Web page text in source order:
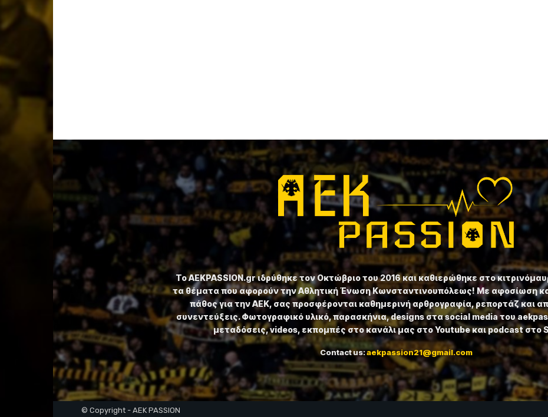
Το ⁦AEKPASSION.gr⁩ ιδρύθηκε τον Οκτώβριο του 2016 και καθιερώθηκε στο
τα θέματα που αφορούν την Αθλητική Ένωση Κωνσταντινουπόλεως! Με αφοσίωση
πάθος για την ΑΕΚ, σας προσφέρονται καθημερινή αρθρογραφία, ρεπορτάζ και
συνεντεύξεις. Φωτογραφικό υλικό, παρασκήνια, designs στα social media του
μεταδόσεις, videos, εκπομπές στο κανάλι μας στο Youtube και podcast στο
Contact us:aekpassion21@gmail.com
© Copyright - AEK PASSION